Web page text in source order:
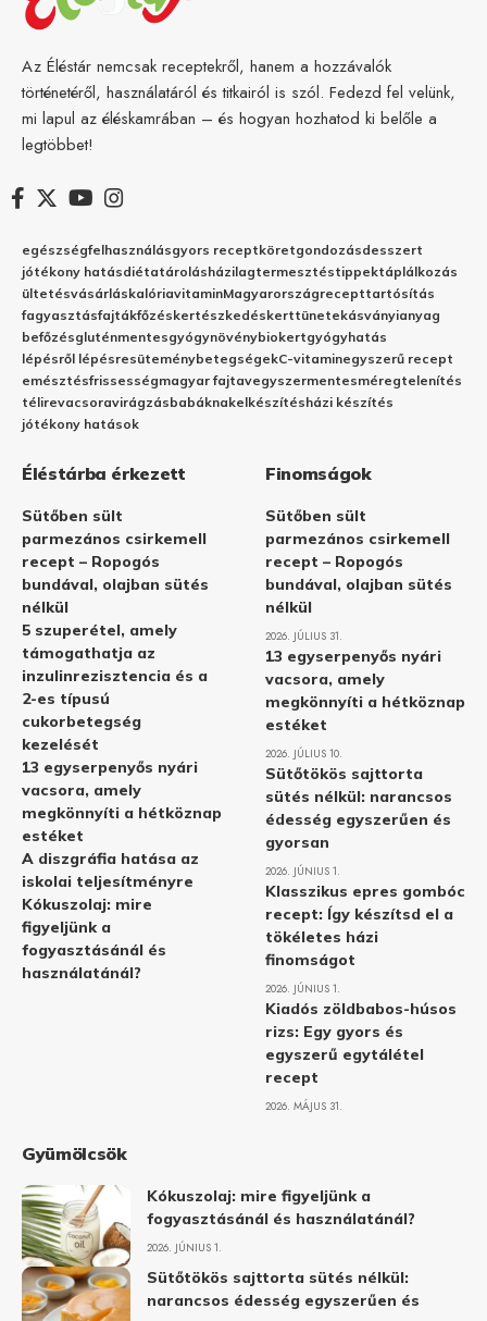
Az Éléstár nemcsak receptekről, hanem a hozzávalók
történetéről, használatáról és titkairól is szól. Fedezd fel velünk,
mi lapul az éléskamrában – és hogyan hozhatod ki belőle a
legtöbbet!
egészségfelhasználásgyors receptköretgondozásdesszert
jótékony hatásdiétatárolásházilagtermesztéstippektáplálkozás
ültetésvásárláskalóriavitaminMagyarországrecepttartósítás
fagyasztásfajtákfőzéskertészkedéskerttünetekásványianyag
befőzésgluténmentesgyógynövénybiokertgyógyhatás
lépésről lépésresüteménybetegségekC-vitaminegyszerű recept
emésztésfrissességmagyar fajtavegyszermentesméregtelenítés
télirevacsoravirágzásbabáknakelkészítésházi készítés
jótékony hatások
Éléstárba érkezett
Sütőben sült
parmezános csirkemell
recept – Ropogós
bundával, olajban sütés
nélkül
5 szuperétel, amely
támogathatja az
inzulinrezisztencia és a
2-es típusú
cukorbetegség
kezelését
13 egyserpenyős nyári
vacsora, amely
megkönnyíti a hétköznap
estéket
A diszgráfia hatása az
iskolai teljesítményre
Kókuszolaj: mire
figyeljünk a
fogyasztásánál és
használatánál?
Finomságok
Sütőben sült
parmezános csirkemell
recept – Ropogós
bundával, olajban sütés
nélkül
2026. JÚLIUS 31.
13 egyserpenyős nyári
vacsora, amely
megkönnyíti a hétköznap
estéket
2026. JÚLIUS 10.
Sütőtökös sajttorta
sütés nélkül: narancsos
édesség egyszerűen és
gyorsan
2026. JÚNIUS 1.
Klasszikus epres gombóc
recept: Így készítsd el a
tökéletes házi
finomságot
2026. JÚNIUS 1.
Kiadós zöldbabos-húsos
rizs: Egy gyors és
egyszerű egytálétel
recept
2026. MÁJUS 31.
Gyümölcsök
Kókuszolaj: mire figyeljünk a
fogyasztásánál és használatánál?
2026. JÚNIUS 1.
Sütőtökös sajttorta sütés nélkül:
narancsos édesség egyszerűen és